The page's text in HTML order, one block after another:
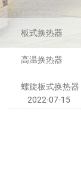
板式换热器
高温换热器
螺旋板式换热器
2022-07-15